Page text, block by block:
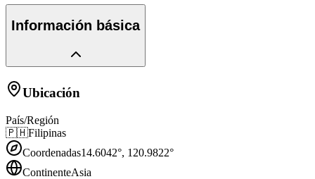
Información básica
Ubicación
País/Región
🇵🇭Filipinas
Coordenadas14.6042°, 120.9822°
ContinenteAsia